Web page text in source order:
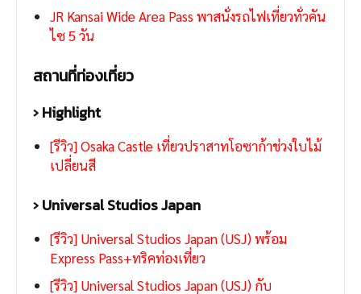
JR Kansai Wide Area Pass พาสนั่งรถไฟเที่ยวทั่วคัน
ไซ 5 วัน
สถานที่ท่องเที่ยว
› Highlight
[รีวิว] Osaka Castle เที่ยวปราสาทโอซาก้าช่วงใบไม้
เปลี่ยนสี
› Universal Studios Japan
[รีวิว] Universal Studios Japan (USJ) พร้อม
Express Pass+ทริคท่องเที่ยว
[รีวิว] Universal Studios Japan (USJ) กับ